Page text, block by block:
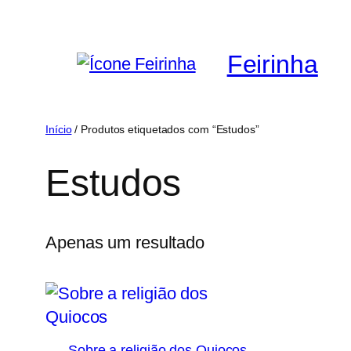
Feirinha
Início/ Produtos etiquetados com “Estudos”
Estudos
Apenas um resultado